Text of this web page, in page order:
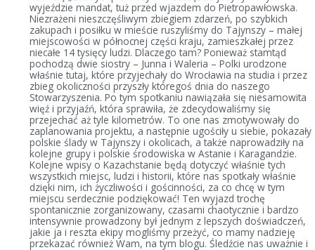
wyjeździe mandat, tuż przed wjazdem do Pietropawłowska.
Niezrażeni nieszczęśliwym zbiegiem zdarzeń, po szybkich
zakupach i posiłku w mieście ruszyliśmy do Tajynszy – małej
miejscowości w północnej części kraju, zamieszkałej przez
niecałe 14 tysięcy ludzi. Dlaczego tam? Ponieważ stamtąd
pochodzą dwie siostry – Junna i Waleria – Polki urodzone
właśnie tutaj, które przyjechały do Wrocławia na studia i przez
zbieg okoliczności przyszły któregoś dnia do naszego
Stowarzyszenia. Po tym spotkaniu nawiązała się niesamowita
więź i przyjaźń, która sprawiła, że zdecydowaliśmy się
przejechać aż tyle kilometrów. To one nas zmotywowały do
zaplanowania projektu, a następnie ugościły u siebie, pokazały
polskie ślady w Tajynszy i okolicach, a także naprowadziły na
kolejne grupy i polskie środowiska w Astanie i Karagandzie.
Kolejne wpisy o Kazachstanie będą dotyczyć właśnie tych
wszystkich miejsc, ludzi i historii, które nas spotkały właśnie
dzięki nim, ich życzliwości i gościnności, za co chcę w tym
miejscu serdecznie podziękować! Ten wyjazd trochę
spontanicznie zorganizowany, czasami chaotycznie i bardzo
intensywnie prowadzony był jednym z lepszych doświadczeń,
jakie ja i reszta ekipy mogliśmy przeżyć, co mamy nadzieję
przekazać również Wam, na tym blogu. Śledźcie nas uważnie i